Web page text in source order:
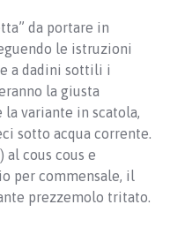
da portare in
le istruzioni
a dadini sottili i
la giusta
la variante in scatola,
sotto acqua corrente.
cous cous e
per commensale, il
prezzemolo tritato.